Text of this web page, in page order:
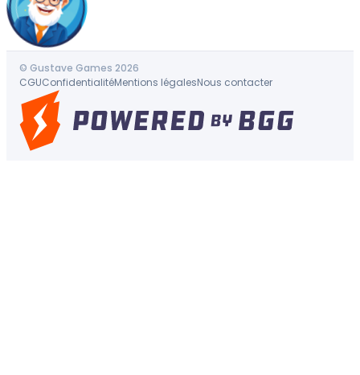
© Gustave Games 2026
CGUConfidentialitéMentions légalesNous contacter